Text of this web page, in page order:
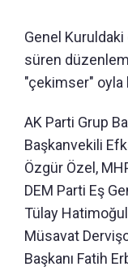
Genel
süren
"çekimser" oyla
AK Parti Grup
Başkanvekili
Özgür Özel,
DEM Parti Eş
Tülay
Müsavat
Başkanı Fatih